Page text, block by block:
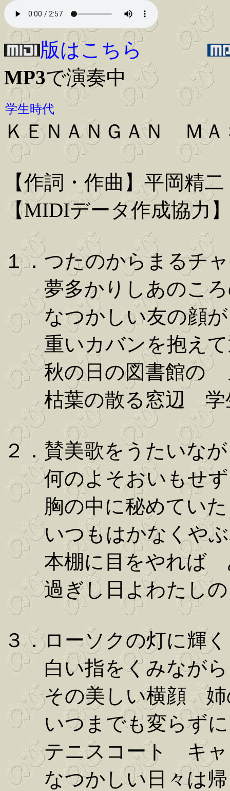
版はこちら
MP3で演奏中
学生時代
ＫＥＮＡＮＧＡＮ Ｍ
【作詞・作曲】平岡精二
【MIDIデータ作成協力
１．つたのからまるチ
夢多かりしあのころ
なつかしい友の顔が
重いカバンを抱えて
秋の日の図書館の
枯葉の散る窓辺 学
２．賛美歌をうたいな
何のよそおいもせず
胸の中に秘めていた
いつもはかなくやぶ
本棚に目をやれば
過ぎし日よわたし
３．ローソクの灯に輝
白い指をくみながら
その美しい横顔 姉
いつまでも変らず
テニスコート キャ
なつかしい日々は帰